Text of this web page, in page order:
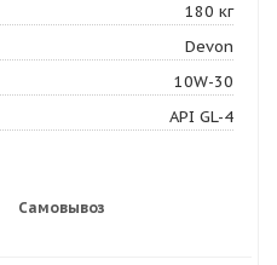
180 кг
Devon
10W-30
API GL-4
Самовывоз